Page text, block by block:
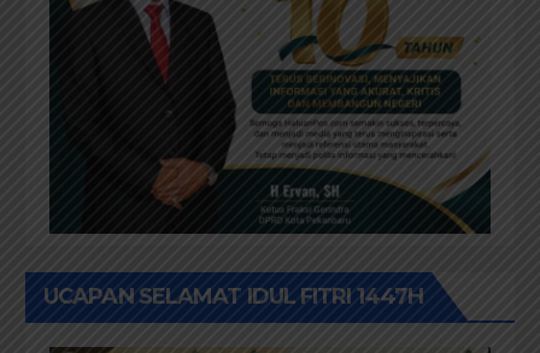
UCAPAN SELAMAT IDUL FITRI 1447H